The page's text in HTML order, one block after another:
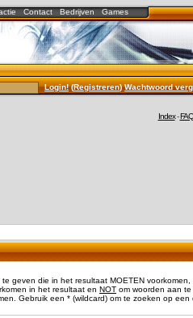
Contact Bedrijven Games
Login!(Registreren)Wachtwoord
Index-FAQ
geven die in het resultaat MOETEN voorkomen,
in het resultaat en NOT om woorden aan
Gebruik een * (wildcard) om te zoeken op een